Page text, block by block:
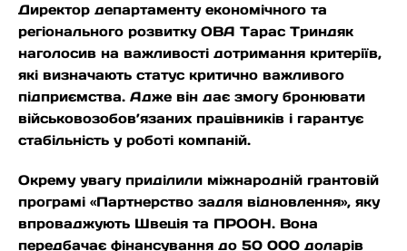
Директор департаменту економічного та
регіонального розвитку ОВА Тарас Триндяк
наголосив на важливості дотримання критеріїв,
які визначають статус критично важливого
підприємства. Адже він дає змогу бронювати
військовозобов’язаних працівників і гарантує
стабільність у роботі компаній.
Окрему увагу приділили міжнародній грантовій
програмі «Партнерство задля відновлення», яку
впроваджують Швеція та ПРООН. Вона
передбачає фінансування до 50 000 доларів